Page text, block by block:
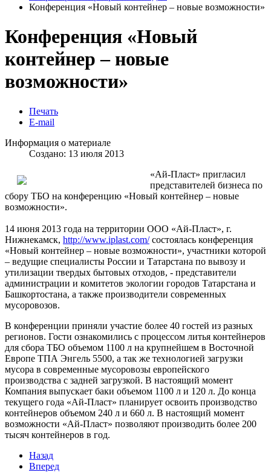
Конференция «Новый контейнер – новые возможности»
Конференция «Новый
контейнер – новые
возможности»
Печать
E-mail
Информация о материале
Создано: 13 июля 2013
«Ай-Пласт» пригласил
представителей бизнеса по
сбору ТБО на конференцию «Новый контейнер – новые
возможности».
14 июня 2013 года на территории ООО «Ай-Пласт», г.
Нижнекамск, http://www.iplast.com/состоялась конференция
«Новый контейнер – новые возможности», участники которой
– ведущие специалисты России и Татарстана по вывозу и
утилизации твердых бытовых отходов, - представители
администрации и комитетов экологии городов Татарстана и
Башкортостана, а также производители современных
мусоровозов.
В конференции приняли участие более 40 гостей из разных
регионов. Гости ознакомились с процессом литья контейнеров
для сбора ТБО объемом 1100 л на крупнейшем в Восточной
Европе ТПА Энгель 5500, а так же технологией загрузки
мусора в современные мусоровозы европейского
производства с задней загрузкой. В настоящий момент
Компания выпускает баки объемом 1100 л и 120 л. До конца
текущего года «Ай-Пласт» планирует освоить производство
контейнеров объемом 240 л и 660 л. В настоящий момент
возможности «Ай-Пласт» позволяют производить более 200
тысяч контейнеров в год.
Назад
Вперед